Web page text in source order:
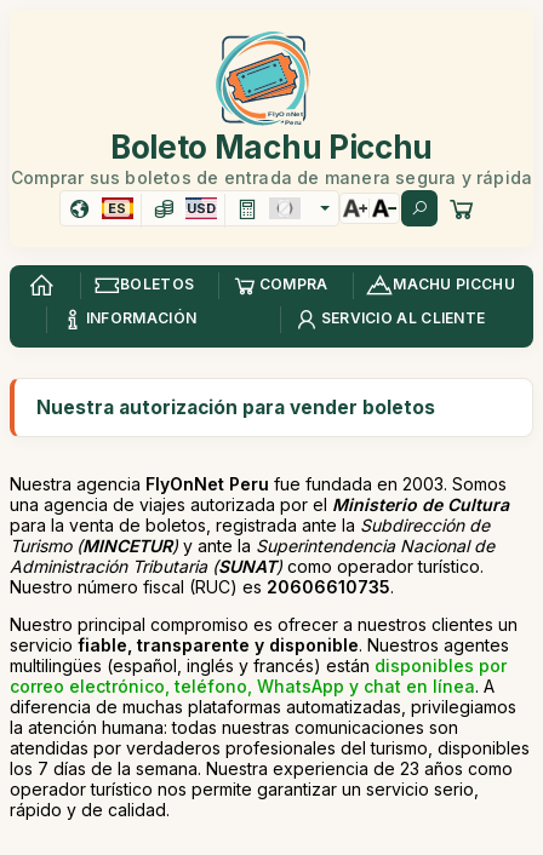
Boleto Machu Picchu
Comprar sus boletos de entrada de manera segura y rápida
ES USD
BOLETOS COMPRA
MACHU PICCHU
INFORMACIÓN
SERVICIO AL CLIENTE
Nuestra autorización para vender boletos
Nuestra agencia FlyOnNet Peru fue fundada en 2003. Somos
una agencia de viajes autorizada por el Ministerio de Cultura
para la venta de boletos, registrada ante la Subdirección de
Turismo (MINCETUR) y ante la Superintendencia Nacional de
Administración Tributaria (SUNAT) como operador turístico.
Nuestro número fiscal (RUC) es 20606610735.
Nuestro principal compromiso es ofrecer a nuestros clientes un
servicio fiable, transparente y disponible. Nuestros agentes
multilingües (español, inglés y francés) están disponibles por
correo electrónico, teléfono, WhatsApp y chat en línea. A
diferencia de muchas plataformas automatizadas, privilegiamos
la atención humana: todas nuestras comunicaciones son
atendidas por verdaderos profesionales del turismo, disponibles
los 7 días de la semana. Nuestra experiencia de 23 años como
operador turístico nos permite garantizar un servicio serio,
rápido y de calidad.